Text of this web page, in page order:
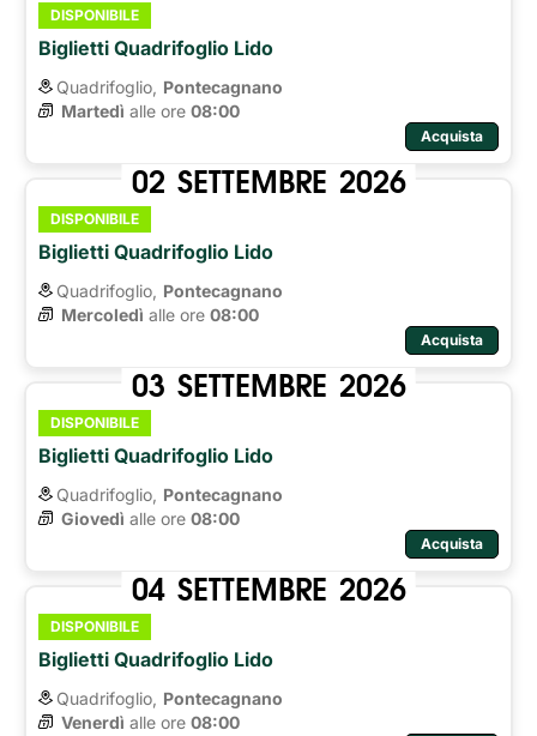
DISPONIBILE
Biglietti Quadrifoglio Lido
Quadrifoglio, Pontecagnano
Martedì alle ore 08:00
Acquista
02 SETTEMBRE 2026
DISPONIBILE
Biglietti Quadrifoglio Lido
Quadrifoglio, Pontecagnano
Mercoledì alle ore 08:00
Acquista
03 SETTEMBRE 2026
DISPONIBILE
Biglietti Quadrifoglio Lido
Quadrifoglio, Pontecagnano
Giovedì alle ore 08:00
Acquista
04 SETTEMBRE 2026
DISPONIBILE
Biglietti Quadrifoglio Lido
Quadrifoglio, Pontecagnano
Venerdì alle ore 08:00